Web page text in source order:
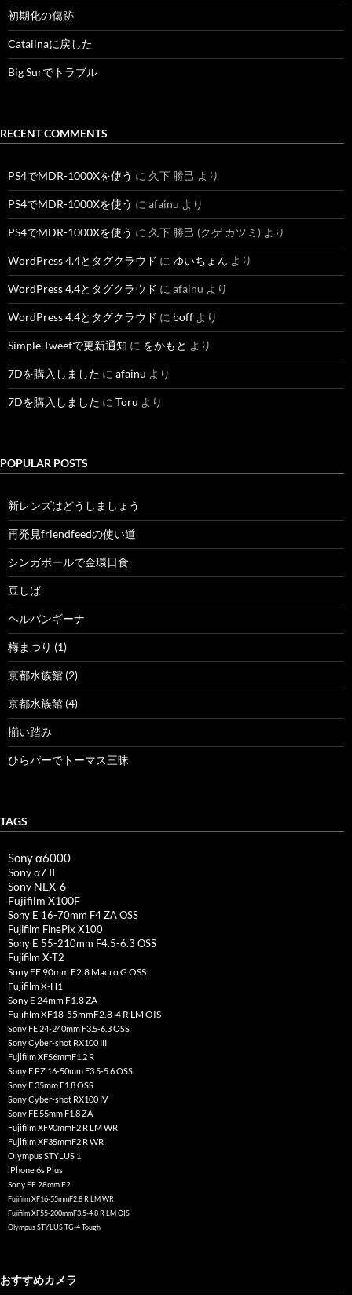
初期化の傷跡
Catalinaに戻した
Big Surでトラブル
RECENT COMMENTS
PS4でMDR-1000Xを使う に 久下 勝己 より
PS4でMDR-1000Xを使う に afainu より
PS4でMDR-1000Xを使う に 久下 勝己 (クゲ カツミ) より
WordPress 4.4とタグクラウド に ゆいちょん より
WordPress 4.4とタグクラウド に afainu より
WordPress 4.4とタグクラウド に boff より
Simple Tweetで更新通知 に をかもと より
7Dを購入しました に afainu より
7Dを購入しました に Toru より
POPULAR POSTS
新レンズはどうしましょう
再発見friendfeedの使い道
シンガポールで金環日食
豆しば
ヘルパンギーナ
梅まつり (1)
京都水族館 (2)
京都水族館 (4)
揃い踏み
ひらパーでトーマス三昧
TAGS
Sony α6000
Sony α7 II
Sony NEX-6
Fujifilm X100F
Sony E 16-70mm F4 ZA OSS
Fujifilm FinePix X100
Sony E 55-210mm F4.5-6.3 OSS
Fujifilm X-T2
Sony FE 90mm F2.8 Macro G OSS
Fujifilm X-H1
Sony E 24mm F1.8 ZA
Fujifilm XF18-55mmF2.8-4 R LM OIS
Sony FE 24-240mm F3.5-6.3 OSS
Sony Cyber-shot RX100 III
Fujifilm XF56mmF1.2 R
Sony E PZ 16-50mm F3.5-5.6 OSS
Sony E 35mm F1.8 OSS
Sony Cyber-shot RX100 IV
Sony FE 55mm F1.8 ZA
Fujifilm XF90mmF2 R LM WR
Fujifilm XF35mmF2 R WR
Olympus STYLUS 1
iPhone 6s Plus
Sony FE 28mm F2
Fujifilm XF16-55mmF2.8 R LM WR
Fujifilm XF55-200mmF3.5-4.8 R LM OIS
Olympus STYLUS TG-4 Tough
おすすめカメラ